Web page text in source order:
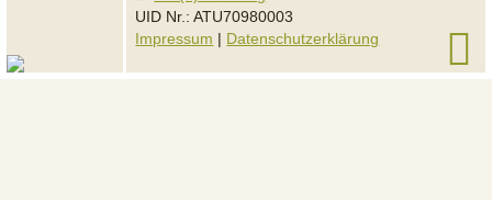
UID Nr.: ATU70980003
Impressum
Datenschutzerklärung